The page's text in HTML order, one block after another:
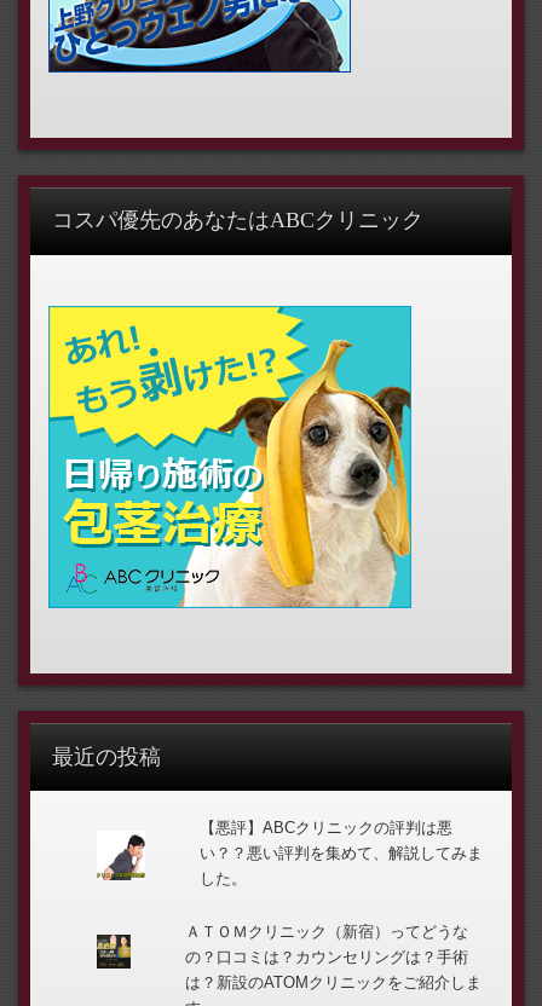
コスパ優先のあなたはABCクリニック
最近の投稿
【悪評】ABCクリニックの評判は悪
い？？悪い評判を集めて、解説してみま
した。
ＡＴＯＭクリニック（新宿）ってどうな
の？口コミは？カウンセリングは？手術
は？新設のATOMクリニックをご紹介しま